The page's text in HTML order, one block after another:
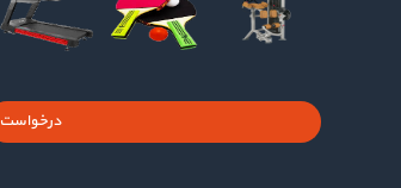
درخواست